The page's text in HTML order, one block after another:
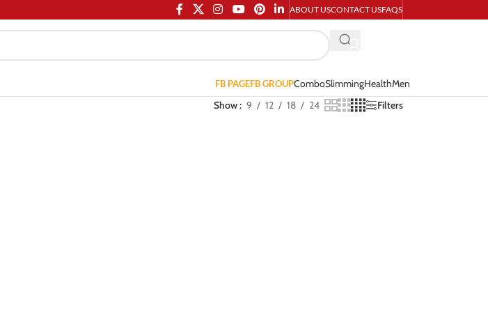
ABOUT USCONTACT USFAQS
FB PAGEFB GROUPComboSlimmingHealthMen
Show 9 12 18 24 Filters